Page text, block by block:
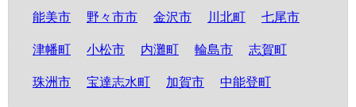
能美市
野々市市 金沢市 川北町 七尾市
津幡町 小松市 内灘町 輪島市 志賀町
珠洲市 宝達志水町 加賀市 中能登町